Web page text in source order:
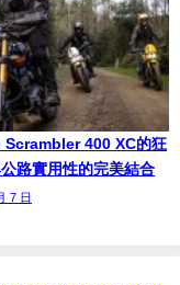
400 XC的狂
路實用性的完美結合
7 日